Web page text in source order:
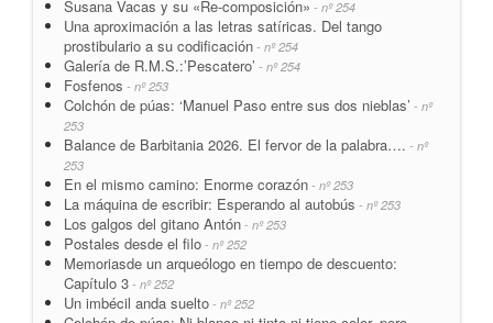
Susana Vacas y su «Re-composición» - nº 254
Una aproximación a las letras satíricas. Del tango
prostibulario a su codificación - nº 254
Galería de R.M.S.:’Pescatero’ - nº 254
Fosfenos - nº 253
Colchón de púas: ‘Manuel Paso entre sus dos nieblas’ - nº
253
Balance de Barbitania 2026. El fervor de la palabra…. - nº
253
En el mismo camino: Enorme corazón - nº 253
La máquina de escribir: Esperando al autobús - nº 253
Los galgos del gitano Antón - nº 253
Postales desde el filo - nº 252
Memoriasde un arqueólogo en tiempo de descuento:
Capítulo 3 - nº 252
Un imbécil anda suelto - nº 252